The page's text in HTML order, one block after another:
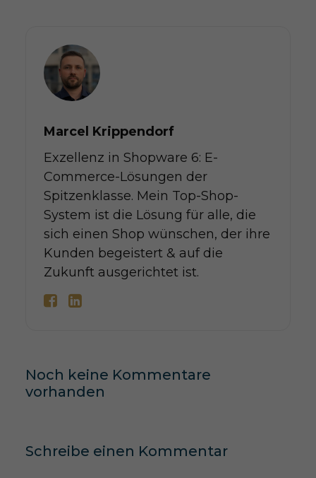
Marcel Krippendorf
Exzellenz in Shopware 6: E-
Commerce-Lösungen der
Spitzenklasse. Mein Top-Shop-
System ist die Lösung für alle, die
sich einen Shop wünschen, der ihre
Kunden begeistert & auf die
Zukunft ausgerichtet ist.
Noch keine Kommentare
vorhanden
Schreibe einen Kommentar